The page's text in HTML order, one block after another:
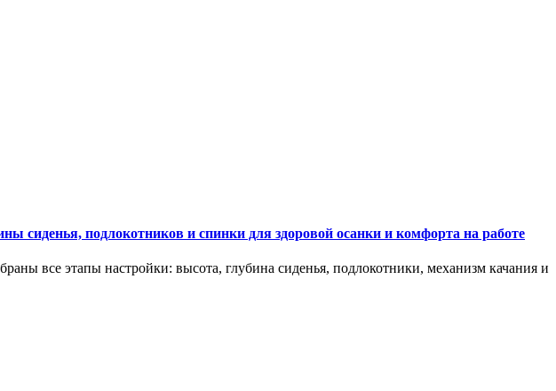
сиденья, подлокотников и спинки для здоровой осанки и комфорта на работе
все этапы настройки: высота, глубина сиденья, подлокотники, механизм качания и